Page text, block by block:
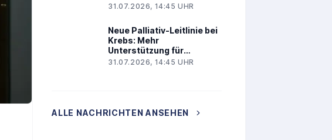
31.07.2026, 14:45 UHR
Neue Palliativ-Leitlinie bei
Krebs: Mehr
Unterstützung für
Angehörige
31.07.2026, 14:45 UHR
ALLE NACHRICHTEN ANSEHEN